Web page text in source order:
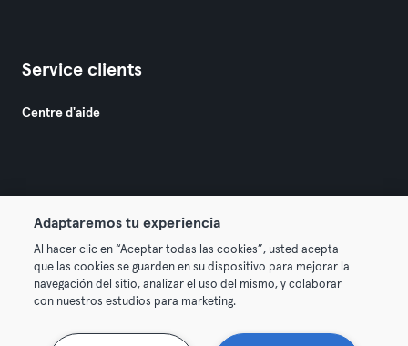
Service clients
Centre d'aide
Conditions générales Politique de confidentialité
Mentions légales Résilier les contrats ici
Se rétracter ici
Adaptaremos tu experiencia
Al hacer clic en “Aceptar todas las cookies”, usted acepta
que las cookies se guarden en su dispositivo para mejorar la
navegación del sitio, analizar el uso del mismo, y colaborar
con nuestros estudios para marketing.